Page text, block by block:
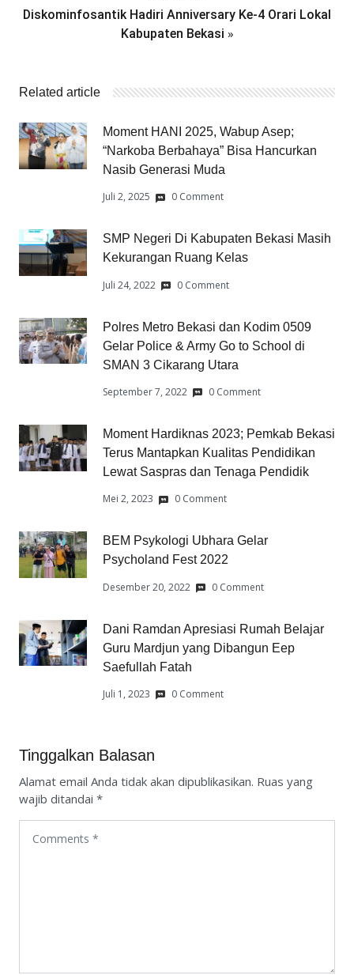
Diskominfosantik Hadiri Anniversary Ke-4 Orari Lokal
Kabupaten Bekasi »
Related article
Moment HANI 2025, Wabup Asep;
“Narkoba Berbahaya” Bisa Hancurkan
Nasib Generasi Muda
Juli 2, 2025 0 Comment
SMP Negeri Di Kabupaten Bekasi Masih
Kekurangan Ruang Kelas
Juli 24, 2022 0 Comment
Polres Metro Bekasi dan Kodim 0509
Gelar Police & Army Go to School di
SMAN 3 Cikarang Utara
September 7, 2022 0 Comment
Moment Hardiknas 2023; Pemkab Bekasi
Terus Mantapkan Kualitas Pendidikan
Lewat Saspras dan Tenaga Pendidik
Mei 2, 2023 0 Comment
BEM Psykologi Ubhara Gelar
Psycholand Fest 2022
Desember 20, 2022 0 Comment
Dani Ramdan Apresiasi Rumah Belajar
Guru Mardjun yang Dibangun Eep
Saefullah Fatah
Juli 1, 2023 0 Comment
Tinggalkan Balasan
Alamat email Anda tidak akan dipublikasikan. Ruas yang
wajib ditandai *